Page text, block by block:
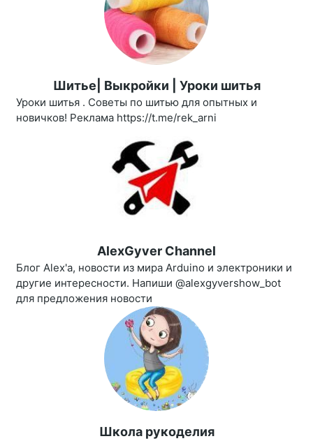
Шитье| Выкройки | Уроки шитья
Уроки шитья . Советы по шитью для опытных и
новичков! Реклама https://t.me/rek_arni
AlexGyver Channel
Блог Alex'a, новости из мира Arduino и электроники и
другие интересности. Напиши @alexgyvershow_bot
для предложения новости
Школа рукоделия